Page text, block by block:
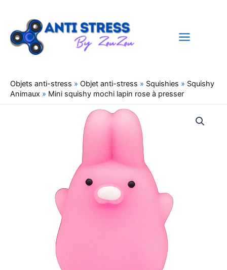
contenu
Objets anti-stress » Objet anti-stress » Squishies » Squishy
Animaux » Mini squishy mochi lapin rose à presser